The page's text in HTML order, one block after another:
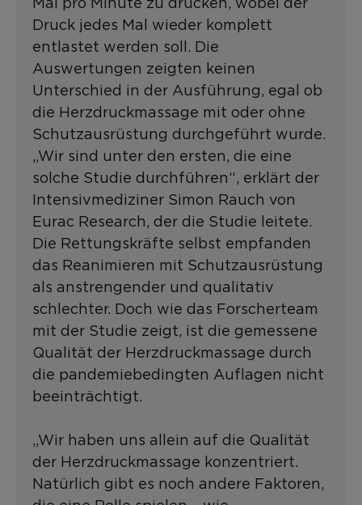
Druck jedes Mal wieder komplett
entlastet werden soll. Die
Auswertungen zeigten keinen
Unterschied in der Ausführung, egal ob
die Herzdruckmassage mit oder ohne
Schutzausrüstung durchgeführt wurde.
„Wir sind unter den ersten, die eine
solche Studie durchführen“, erklärt der
Intensivmediziner Simon Rauch von
Eurac Research, der die Studie leitete.
Die Rettungskräfte selbst empfanden
das Reanimieren mit Schutzausrüstung
als anstrengender und qualitativ
schlechter. Doch wie das Forscherteam
mit der Studie zeigt, ist die gemessene
Qualität der Herzdruckmassage durch
die pandemiebedingten Auflagen nicht
beeinträchtigt.
„Wir haben uns allein auf die Qualität
der Herzdruckmassage konzentriert.
Natürlich gibt es noch andere Faktoren,